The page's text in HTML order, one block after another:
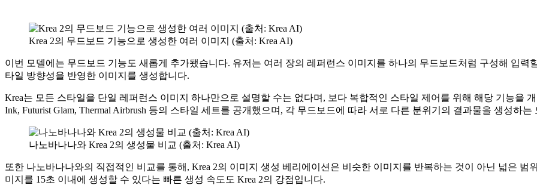
Krea 2의 무드보드 기능으로 생성한 여러 이미지 (출처: Krea AI)
이번 모델에는 무드보드 기능도 새롭게 추가됐습니다. 유저는 여러 장의 레퍼런스 이미지를 하나의 무드보드처럼 구성해 입
타일 방향성을 반영한 이미지를 생성합니다.
Krea는 모든 스타일을 단일 레퍼런스 이미지 하나만으로 설명할 수는 없다며, 보다 복합적인 스타일 제어를 위해 해당 기능을
Ink, Futurist Glam, Thermal Airbrush 등의 스타일 세트를 공개했으며, 각 무드보드에 따라 서로 다른 분위기의 결과물을 생성하
나노바나나와 Krea 2의 생성물 비교 (출처: Krea AI)
또한 나노바나나와의 직접적인 비교를 통해, Krea 2의 이미지 생성 베리에이션은 비슷한 이미지를 반복하는 것이 아닌 넓은
미지를 15초 이내에 생성할 수 있다는 빠른 생성 속도도 Krea 2의 강점입니다.